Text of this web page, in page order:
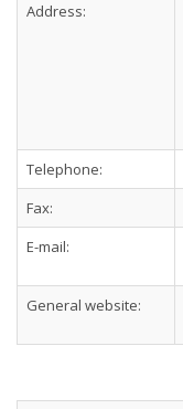
Address:
Telephone:
Fax:
E-mail:
General website: